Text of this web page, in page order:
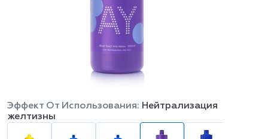
Эффект От Использования: Нейтрализация
желтизны